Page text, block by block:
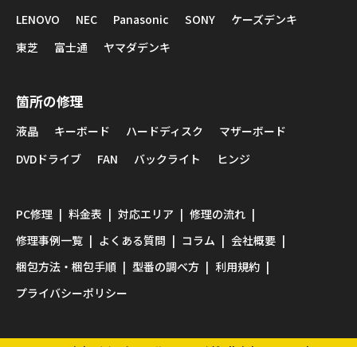
LENOVO
NEC Panasonic SONY
ケーズデンキ
東芝
富士通 ヤマダデンキ
箇所の修理
液晶 キーボード ハードディスク
マザーボード
DVDドライブ
FAN バックライト ヒンジ
PC修理 料金表 対応エリア
修理の流れ
修理事例一覧
よくある質問 コラム
会社概要
梱包方法・梱包手順
型番の調べ方
利用規約
プライバシーポリシー